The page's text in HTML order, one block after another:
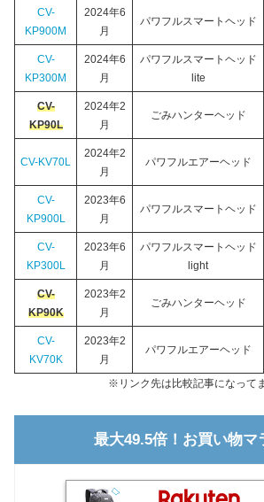
CV-
KP900M
2024年6
月
パワフルスマートヘッド
CV-
KP300M
2024年6
月
パワフルスマートヘッド
lite
CV-
KP90L
2024年2
月
ごみハンターヘッド
CV-KV70L
2024年2
月
パワフルエアーヘッド
CV-
KP900L
2023年6
月
パワフルスマートヘッド
CV-
KP300L
2023年6
月
パワフルスマートヘッド
light
CV-
KP90K
2023年2
月
ごみハンターヘッド
CV-
KV70K
2023年2
月
パワフルエアーヘッド
※リンク先は比較記事になってま
最大49.5倍！お買い物マ